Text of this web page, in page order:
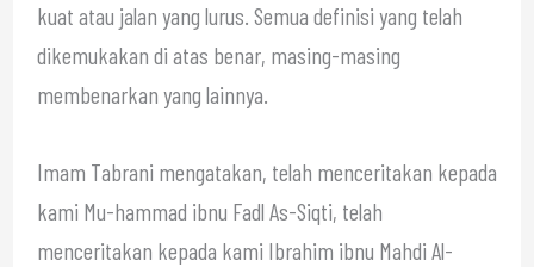
kuat atau jalan yang lurus. Semua definisi yang telah
dikemukakan di atas benar, masing-masing
membenarkan yang lainnya.
Imam Tabrani mengatakan, telah menceritakan kepada
kami Mu-hammad ibnu Fadl As-Siqti, telah
menceritakan kepada kami Ibrahim ibnu Mahdi Al-